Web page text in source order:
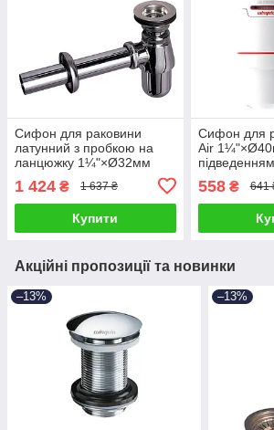
Сифон для раковини
латунний з пробкою на
ланцюжку 1¼"×Ø32мм
1 424 ₴ 1 637 ₴
Купити
Сифон для
Air
558₴ 641
Акційні пропозиції та новинки
–13% –13%